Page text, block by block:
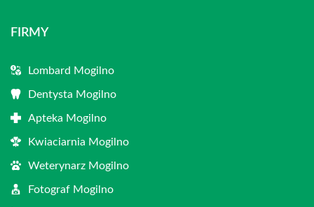
FIRMY
Lombard Mogilno
Dentysta Mogilno
Apteka Mogilno
Kwiaciarnia Mogilno
Weterynarz Mogilno
Fotograf Mogilno